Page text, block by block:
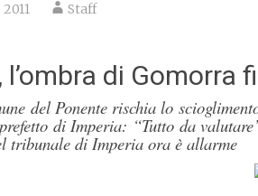
Staff
l’ombra di Gomorra
del Ponente rischia lo
di Imperia: “Tutto da
tribunale di Imperia ora è allarme